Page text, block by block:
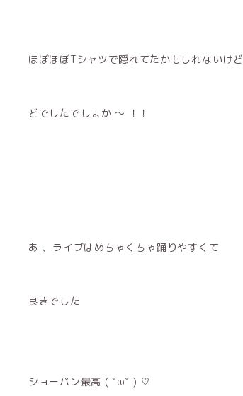
ほぼほぼTシャツで隠れてたかもしれないけど
どでしたでしょか 〜 ！！
あ 、ライブはめちゃくちゃ踊りやすくて
良きでした
ショーパン最高 ( ˇωˇ ) ♡